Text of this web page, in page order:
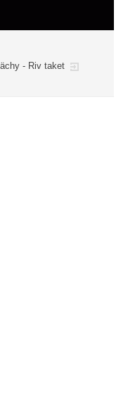
- Riv taket